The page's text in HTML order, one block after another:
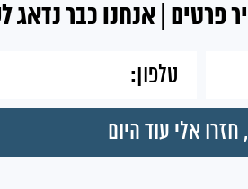
פרטים | אנחנו כבר נדאג